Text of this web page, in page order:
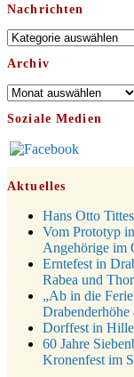
Konzert
Uhr
12.11.
St. Martin
19:00 Uhr
28.11.
Adventliches
28.11.
Uhr
03.12.
Adventsfeier
19:00 Uhr
11.12.
Puer-Natus
Gassner-Hof
19.12.
20.12.
Weihnachts-
Nachrichten
Nachrichten
Archiv
Archiv
Soziale Medien
Aktuelles
Hans Otto
Vom Prototyp
Angehörige im
Erntefest in
Rabea und
„Ab in die
Drabenderhöhe
Dorffest in
60 Jahre
Kronenfest im